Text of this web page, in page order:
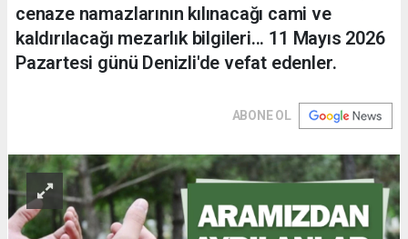
cenaze namazlarının kılınacağı cami ve
kaldırılacağı mezarlık bilgileri... 11 Mayıs 2026
Pazartesi günü Denizli'de vefat edenler.
ABONE OL